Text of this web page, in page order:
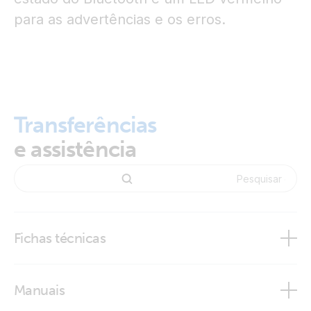
para as advertências e os erros.
Transferências
e assistência
Fichas técnicas
Manuais